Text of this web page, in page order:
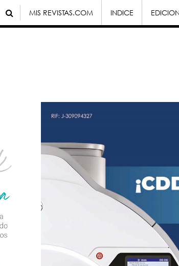
MIS REVISTAS.COM INDICE